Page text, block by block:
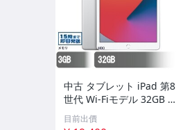
中古 タブレット iPad 第8
世代 Wi-Fiモデル 32GB 本
体 10.2インチ iPadOS Ap
ple アップル 6ヶ月保証
目前出價